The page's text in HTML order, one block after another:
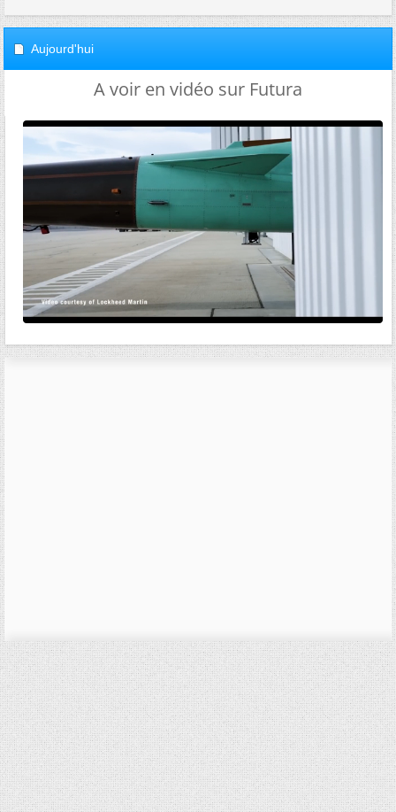
Aujourd'hui
A voir en vidéo sur Futura